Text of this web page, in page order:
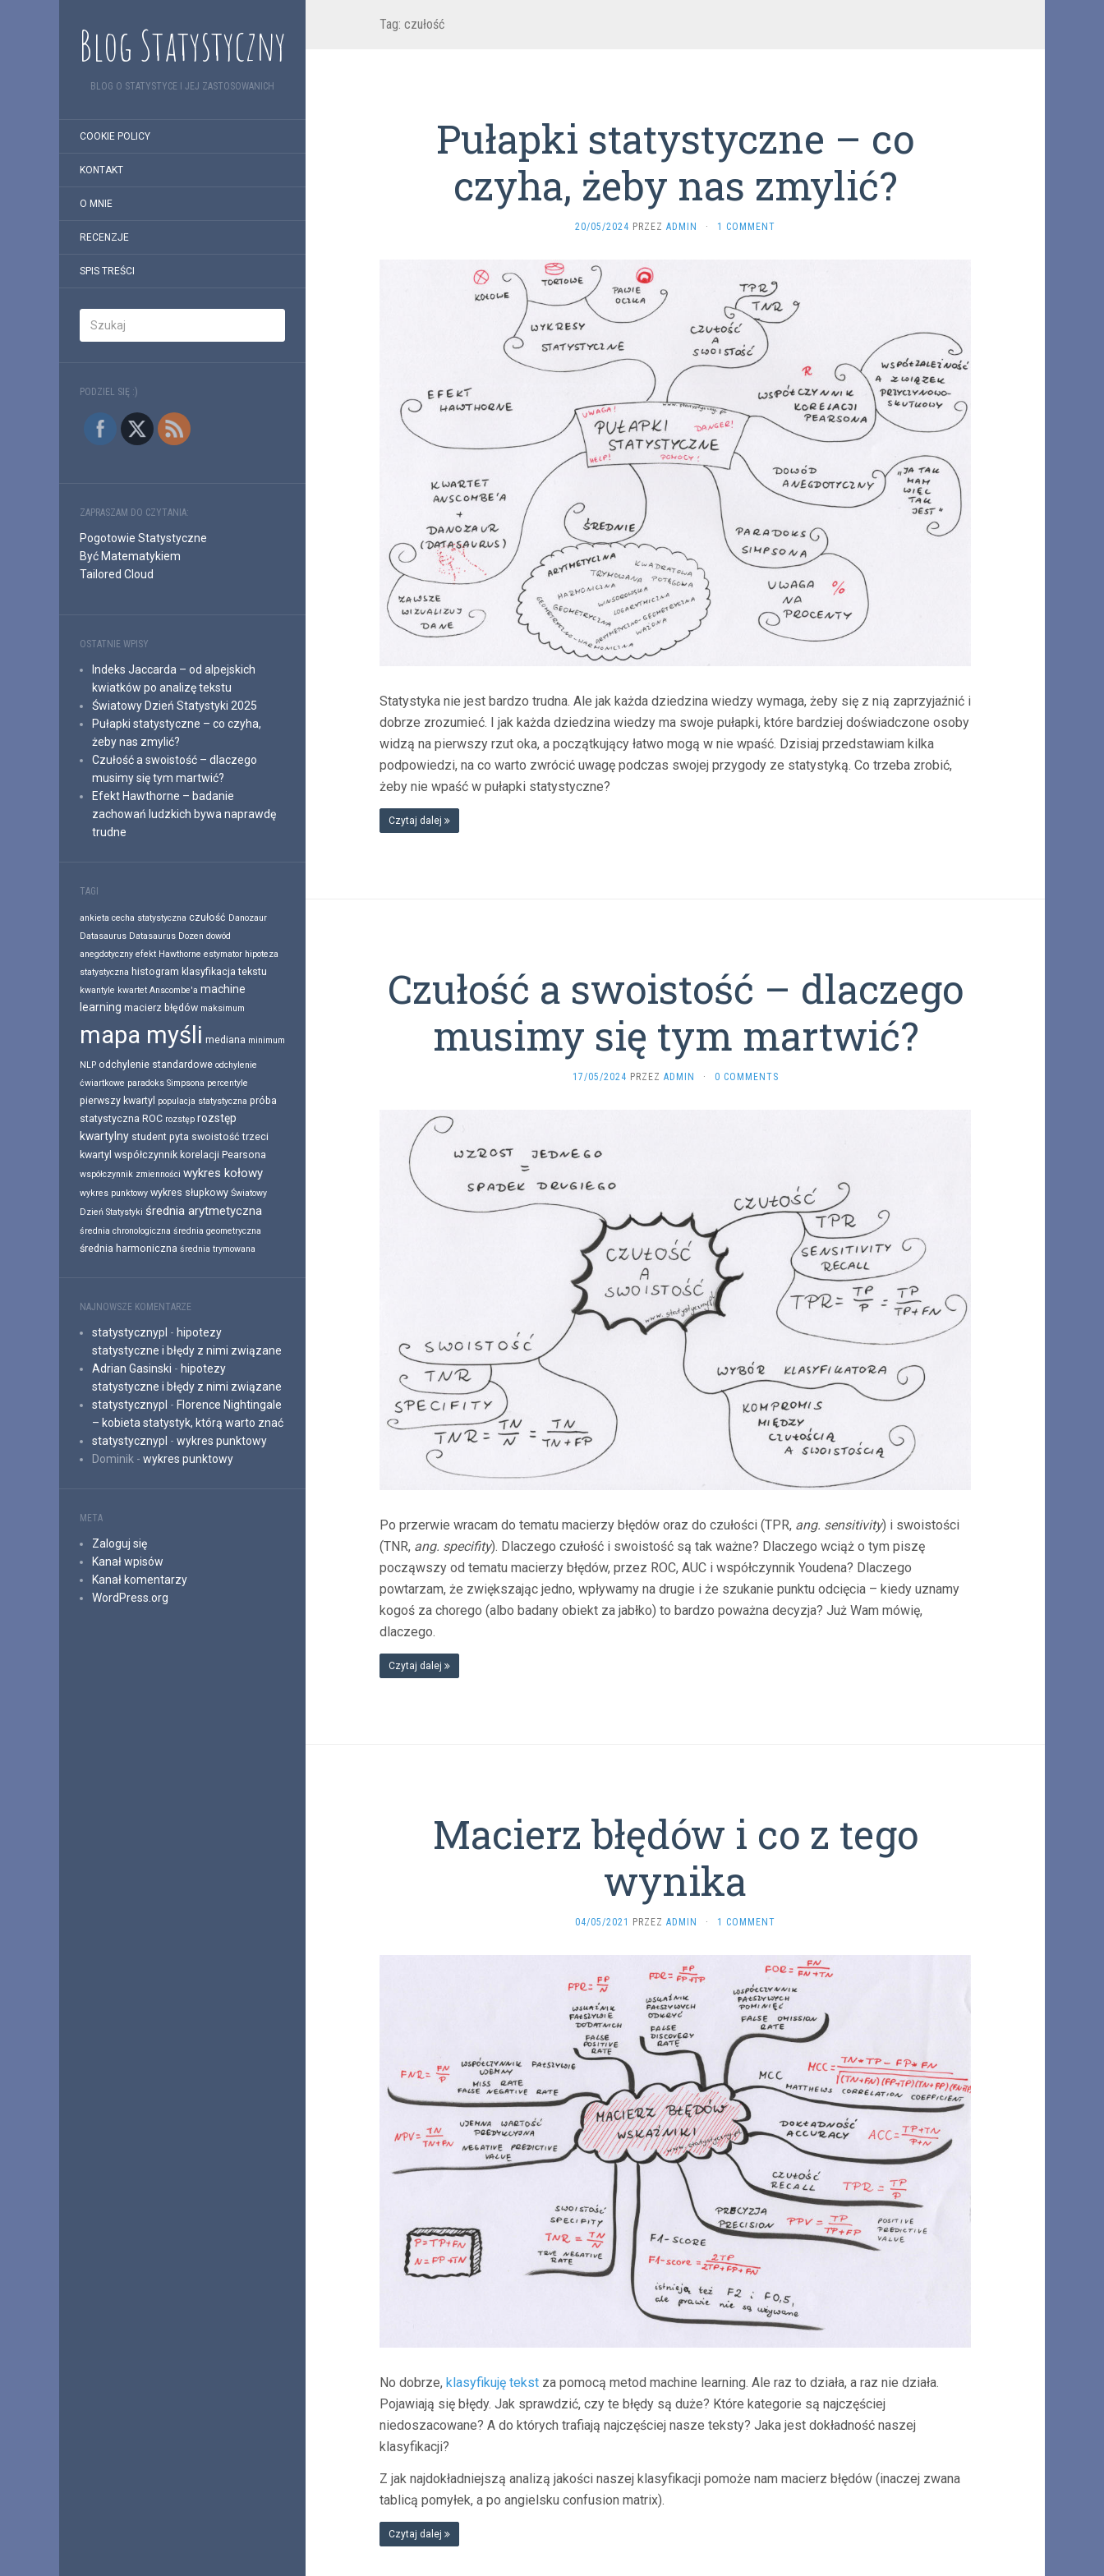
Blog Statystyczny
BLOG O STATYSTYCE I JEJ ZASTOSOWANICH
COOKIE POLICY
KONTAKT
O MNIE
RECENZJE
SPIS TREŚCI
PODZIEL SIĘ :)
ZAPRASZAM DO CZYTANIA:
Pogotowie Statystyczne
Być Matematykiem
Tailored Cloud
OSTATNIE WPISY
Indeks Jaccarda – od alpejskich
kwiatków po analizę tekstu
Światowy Dzień Statystyki 2025
Pułapki statystyczne – co czyha,
żeby nas zmylić?
Czułość a swoistość – dlaczego
musimy się tym martwić?
Efekt Hawthorne – badanie
zachowań ludzkich bywa naprawdę
trudne
TAGI
ankieta cecha statystyczna czułość Danozaur
Datasaurus Datasaurus Dozen dowód
anegdotyczny efekt Hawthorne estymator hipoteza
statystyczna histogram klasyfikacja tekstu
kwantyle kwartet Anscombe'a machine
learning macierz błędów maksimum
mapa myśli mediana minimum
NLP odchylenie standardowe odchylenie
ćwiartkowe paradoks Simpsona percentyle
pierwszy kwartyl populacja statystyczna próba
statystyczna ROC rozstęp rozstęp
kwartylny student pyta swoistość trzeci
kwartyl współczynnik korelacji Pearsona
współczynnik zmienności wykres kołowy
wykres punktowy wykres słupkowy Światowy
Dzień Statystyki średnia arytmetyczna
średnia chronologiczna średnia geometryczna
średnia harmoniczna średnia trymowana
NAJNOWSZE KOMENTARZE
statystycznypl - hipotezy
statystyczne i błędy z nimi związane
Adrian Gasinski - hipotezy
statystyczne i błędy z nimi związane
statystycznypl - Florence Nightingale
– kobieta statystyk, którą warto znać
statystycznypl - wykres punktowy
Dominik - wykres punktowy
META
Zaloguj się
Kanał wpisów
Kanał komentarzy
WordPress.org
Tag: czułość
Pułapki statystyczne – co
czyha, żeby nas zmylić?
20/05/2024 PRZEZ ADMIN · 1 COMMENT
Statystyka nie jest bardzo trudna. Ale jak każda dziedzina wiedzy wymaga, żeby się z nią zaprzyjaźnić i
dobrze zrozumieć. I jak każda dziedzina wiedzy ma swoje pułapki, które bardziej doświadczone osoby
widzą na pierwszy rzut oka, a początkujący łatwo mogą w nie wpaść. Dzisiaj przedstawiam kilka
podpowiedzi, na co warto zwrócić uwagę podczas swojej przygody ze statystyką. Co trzeba zrobić,
żeby nie wpaść w pułapki statystyczne?
Czytaj dalej
Czułość a swoistość – dlaczego
musimy się tym martwić?
17/05/2024 PRZEZ ADMIN · 0 COMMENTS
Po przerwie wracam do tematu macierzy błędów oraz do czułości (TPR, ang. sensitivity) i swoistości
(TNR, ang. specifity). Dlaczego czułość i swoistość są tak ważne? Dlaczego wciąż o tym piszę
począwszy od tematu macierzy błędów, przez ROC, AUC i współczynnik Youdena? Dlaczego
powtarzam, że zwiększając jedno, wpływamy na drugie i że szukanie punktu odcięcia – kiedy uznamy
kogoś za chorego (albo badany obiekt za jabłko) to bardzo poważna decyzja? Już Wam mówię,
dlaczego.
Czytaj dalej
Macierz błędów i co z tego
wynika
04/05/2021 PRZEZ ADMIN · 1 COMMENT
No dobrze, klasyfikuję tekst za pomocą metod machine learning. Ale raz to działa, a raz nie działa.
Pojawiają się błędy. Jak sprawdzić, czy te błędy są duże? Które kategorie są najczęściej
niedoszacowane? A do których trafiają najczęściej nasze teksty? Jaka jest dokładność naszej
klasyfikacji?
Z jak najdokładniejszą analizą jakości naszej klasyfikacji pomoże nam macierz błędów (inaczej zwana
tablicą pomyłek, a po angielsku confusion matrix).
Czytaj dalej